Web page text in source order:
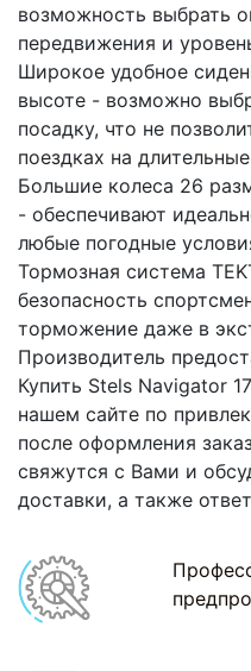
возможность выбрать
передвижения и
Широкое удобное
высоте - возможно
посадку, что не
поездках на
Большие колеса 26
- обеспечивают
любые погодные
Тормозная система
безопасность
торможение даже в
Производитель
Купить Stels Navigator
нашем сайте по
после оформления
свяжутся с Вами и
доставки, а также